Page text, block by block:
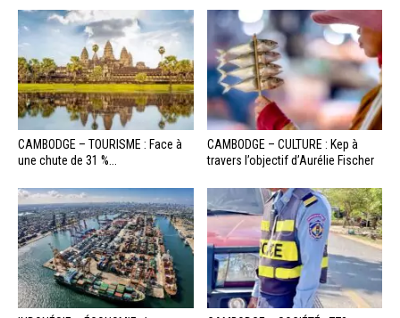
CAMBODGE – TOURISME : Face à
une chute de 31 %...
CAMBODGE – CULTURE : Kep à
travers l’objectif d’Aurélie Fischer